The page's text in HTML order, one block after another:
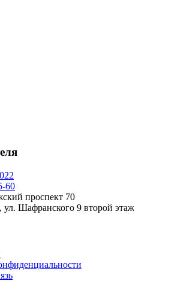
60
проспект 70
ул. Шафранского 9 второй этаж